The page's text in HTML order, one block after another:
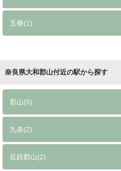
五條(1)
奈良県大和郡山付近の駅から探す
郡山(5)
九条(2)
近鉄郡山(2)